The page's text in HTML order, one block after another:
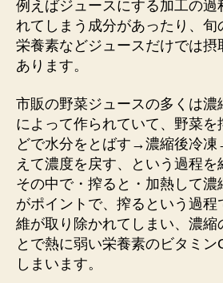
例えばジュースにする加工の過
れてしまう成分があったり、旬
栄養素などジュースだけでは摂
あります。
市販の野菜ジュースの多くは濃
によって作られていて、野菜
どで水分をとばす→濃縮後冷
えて濃度を戻す、という過程を
その中で・搾ると・加熱して濃
がポイントで、搾るという過程
維が取り除かれてしまい、濃縮
とで熱に弱い栄養素のビタミン
しまいます。